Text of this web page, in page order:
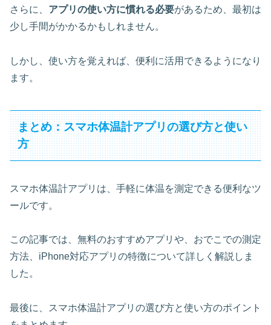
さらに、 アプリの使い方に慣れる必要があるため、最初は
少し手間がかかるかもしれません。
しかし、使い方を覚えれば、便利に活用できるようになり
ます。
まとめ：スマホ体温計アプリの選び方と使い
方
スマホ体温計アプリは、手軽に体温を測定できる便利なツ
ールです。
この記事では、無料のおすすめアプリや、おでこでの測定
方法、iPhone対応アプリの特徴について詳しく解説しま
した。
最後に、スマホ体温計アプリの選び方と使い方のポイント